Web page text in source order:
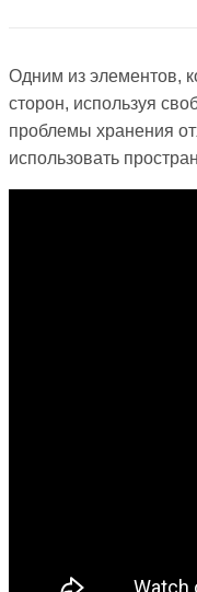
Одним из элементов,
сторон, используя
проблемы хранения
использовать